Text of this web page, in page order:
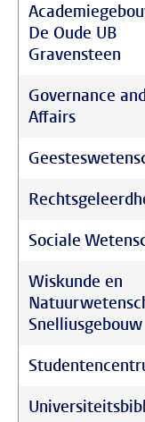
De Oude UB
Gravensteen
Governance
Affairs
Sociale
Wiskunde en
Snelliusgebouw